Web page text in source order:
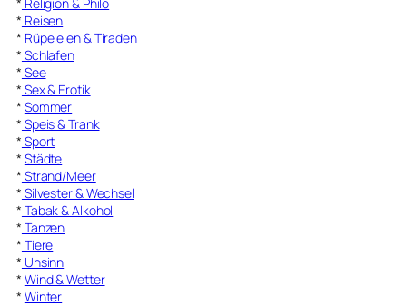
* Reisen
* Rüpeleien & Tiraden
* Schlafen
* See
* Sex & Erotik
* Sommer
* Speis & Trank
* Sport
* Städte
* Strand/Meer
* Silvester & Wechsel
* Tabak & Alkohol
* Tanzen
* Tiere
* Unsinn
* Wind & Wetter
* Winter